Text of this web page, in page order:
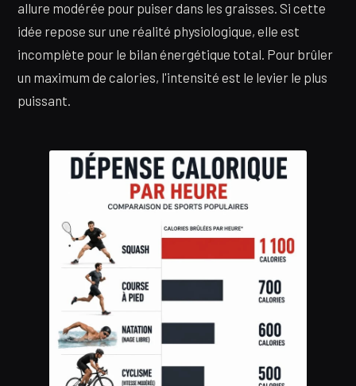
allure modérée pour puiser dans les graisses. Si cette
idée repose sur une réalité physiologique, elle est
incomplète pour le bilan énergétique total. Pour brûler
un maximum de calories, l'intensité est le levier le plus
puissant.